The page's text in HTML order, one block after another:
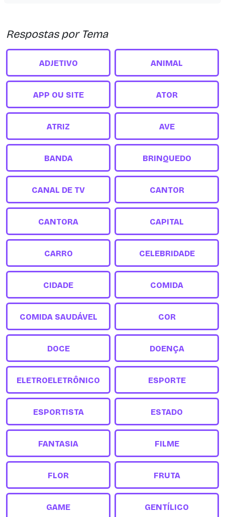
Respostas por Tema
ADJETIVO ANIMAL
APP OU SITE ATOR
ATRIZ AVE
BANDA BRINQUEDO
CANAL DE TV CANTOR
CANTORA CAPITAL
CARRO CELEBRIDADE
CIDADE COMIDA
COMIDA SAUDÁVEL COR
DOCE DOENÇA
ELETROELETRÔNICO ESPORTE
ESPORTISTA ESTADO
FANTASIA FILME
FLOR FRUTA
GAME GENTÍLICO